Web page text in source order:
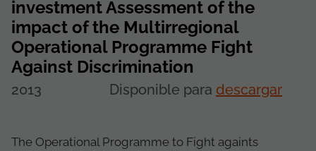
investment Assessment of the
impact of the Multirregional
Operational Programme Fight
Against Discrimination
2013 Disponible para descargar
The Operational Programme to Fight againts